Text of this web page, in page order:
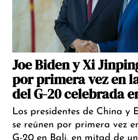
Joe Biden y Xi
por primera vez en
del G-20 celebrada
Los presidentes de China y
se reúnen por primera vez